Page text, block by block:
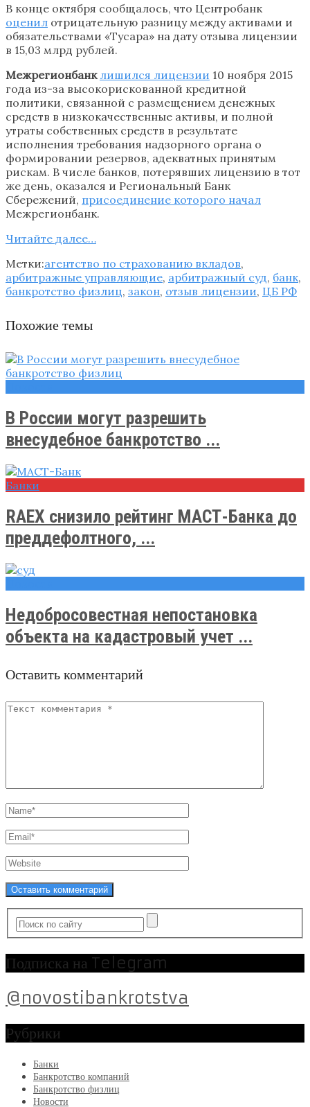
В конце октября сообщалось, что Центробанк
оценил отрицательную разницу между активами и
обязательствами «Тусара» на дату отзыва лицензии
в 15,03 млрд рублей.
Межрегионбанк лишился лицензии 10 ноября 2015
года из-за высокорискованной кредитной
политики, связанной с размещением денежных
средств в низкокачественные активы, и полной
утраты собственных средств в результате
исполнения требования надзорного органа о
формировании резервов, адекватных принятым
рискам. В числе банков, потерявших лицензию в тот
же день, оказался и Региональный Банк
Сбережений, присоединение которого начал
Межрегионбанк.
Читайте далее…
Метки:агентство по страхованию вкладов,
арбитражные управляющие, арбитражный суд, банк,
банкротство физлиц, закон, отзыв лицензии, ЦБ РФ
Похожие темы
В России могут разрешить
внесудебное банкротство ...
Банки
RAEX снизило рейтинг МАСТ-Банка до
преддефолтного, ...
Недобросовестная непостановка
объекта на кадастровый учет ...
Оставить комментарий
Подписка на Telegram
@novostibankrotstva
Рубрики
Банки
Банкротство компаний
Банкротство физлиц
Новости